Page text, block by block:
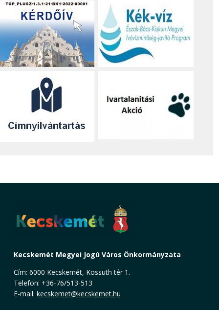
Kecskemét Megyei Jogú Város Önkormányzata
Cím: 6000 Kecskemét, Kossuth tér 1.
Telefon: +36-76/513-513
E-mail: kecskemet@kecskemet.hu